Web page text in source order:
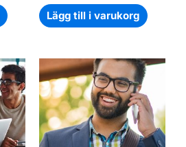
Lägg till i varukorg